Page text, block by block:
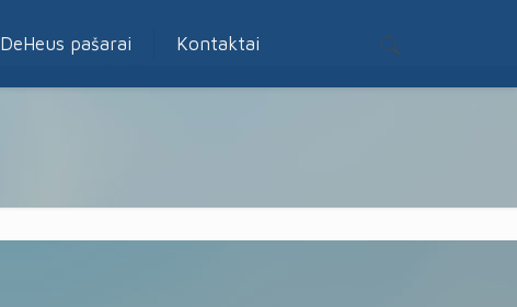
DeHeus pašarai Kontaktai